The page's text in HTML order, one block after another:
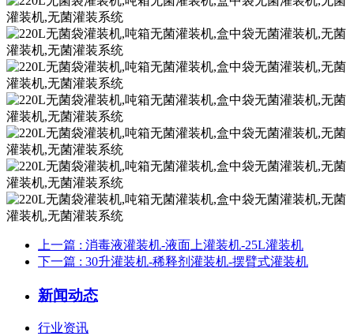
上一篇 : 消毒液灌装机-液面上灌装机-25L灌装机
下一篇 : 30升灌装机-稀释剂灌装机-摆臂式灌装机
新闻动态
行业资讯